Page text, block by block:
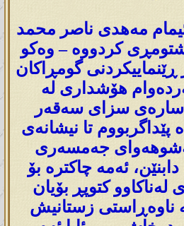
مەهدی ناصر محمد
کردووە – وەکو
گومڕاکان
هۆشداری لە
سزای سەقەر
تا نیشانەی
جەمسەری
ئەمە چاکترە بۆ
لەناکاوو کتوپڕ بۆیان
ناوەڕاستی زستانیش